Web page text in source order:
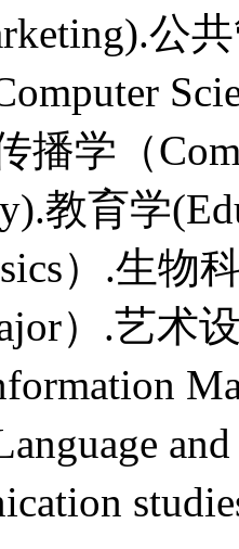
公
播学（
教育学
）.生物
）.艺术